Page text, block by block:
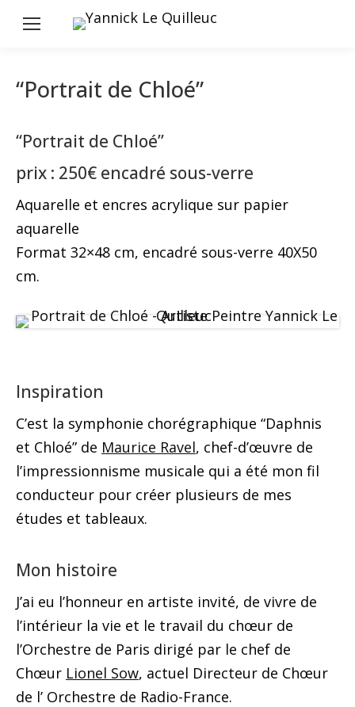
“Portrait de Chloé”
“Portrait de Chloé”
prix : 250€ encadré sous-verre
Aquarelle et encres acrylique sur papier
aquarelle
Format 32×48 cm, encadré sous-verre 40X50
cm.
Inspiration
C’est la symphonie chorégraphique “Daphnis
et Chloé” de Maurice Ravel, chef-d’œuvre de
l’impressionnisme musicale qui a été mon fil
conducteur pour créer plusieurs de mes
études et tableaux.
Mon histoire
J’ai eu l’honneur en artiste invité, de vivre de
l’intérieur la vie et le travail du chœur de
l’Orchestre de Paris dirigé par le chef de
Chœur Lionel Sow, actuel Directeur de Chœur
de l’ Orchestre de Radio-France.